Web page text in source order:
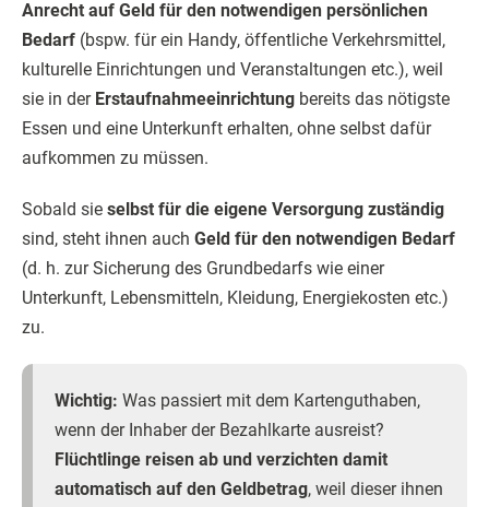
Anrecht auf Geld für den notwendigen persönlichen
Bedarf (bspw. für ein Handy, öffentliche Verkehrsmittel,
kulturelle Einrichtungen und Veranstaltungen etc.), weil
sie in der Erstaufnahmeeinrichtung bereits das nötigste
Essen und eine Unterkunft erhalten, ohne selbst dafür
aufkommen zu müssen.
Sobald sie selbst für die eigene Versorgung zuständig
sind, steht ihnen auch Geld für den notwendigen Bedarf
(d. h. zur Sicherung des Grundbedarfs wie einer
Unterkunft, Lebensmitteln, Kleidung, Energiekosten etc.)
zu.
Wichtig: Was passiert mit dem Kartenguthaben,
wenn der Inhaber der Bezahlkarte ausreist?
Flüchtlinge reisen ab und verzichten damit
automatisch auf den Geldbetrag, weil dieser ihnen